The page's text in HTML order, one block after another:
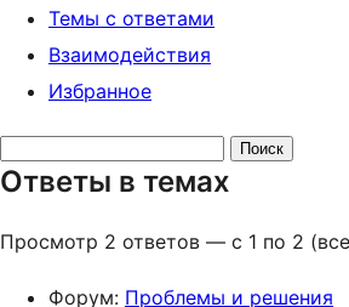
Темы с ответами
Взаимодействия
Избранное
ответов:
Ответы в темах
Просмотр 2 ответов — с 1 по 2
Форум: Проблемы и решения